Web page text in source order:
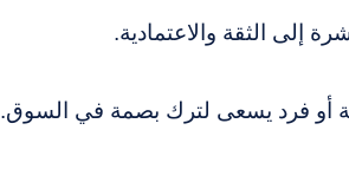
إلى الثقة والاعتمادية.
أو فرد يسعى لترك بصمة في السوق.